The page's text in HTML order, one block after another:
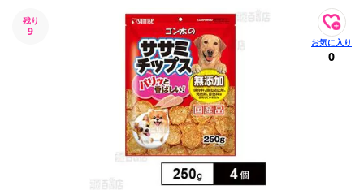
残り
9
0